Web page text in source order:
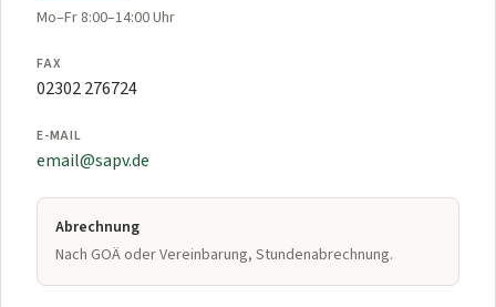
Mo–Fr 8:00–14:00 Uhr
FAX
02302 276724
E-MAIL
email@sapv.de
Abrechnung
Nach GOÄ oder Vereinbarung, Stundenabrechnung.